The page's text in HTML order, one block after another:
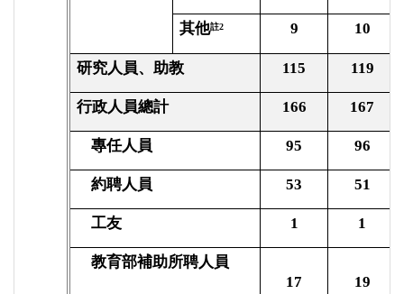
其他註2 9 10
研究人員、助教 115 119
行政人員總計 166 167
專任人員 95 96
約聘人員 53 51
工友 1 1
教育部補助所聘人員
17 19